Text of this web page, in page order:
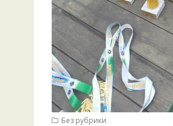
Без рубрики